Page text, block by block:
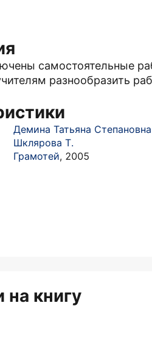
самостоятельные
разнообразить
Демина Татьяна Степановна
Шклярова Т.
Грамотей, 2005
на книгу